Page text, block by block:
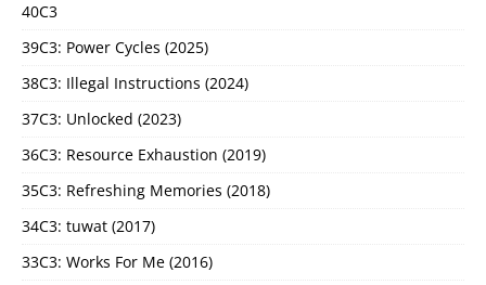
40C3
39C3: Power Cycles (2025)
38C3: Illegal Instructions (2024)
37C3: Unlocked (2023)
36C3: Resource Exhaustion (2019)
35C3: Refreshing Memories (2018)
34C3: tuwat (2017)
33C3: Works For Me (2016)